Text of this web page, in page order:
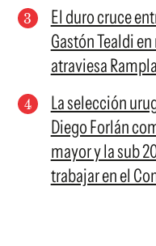
El duro cruce
Gastón Tealdi
atraviesa
La selección
Diego Forlán
mayor y la sub
trabajar en el